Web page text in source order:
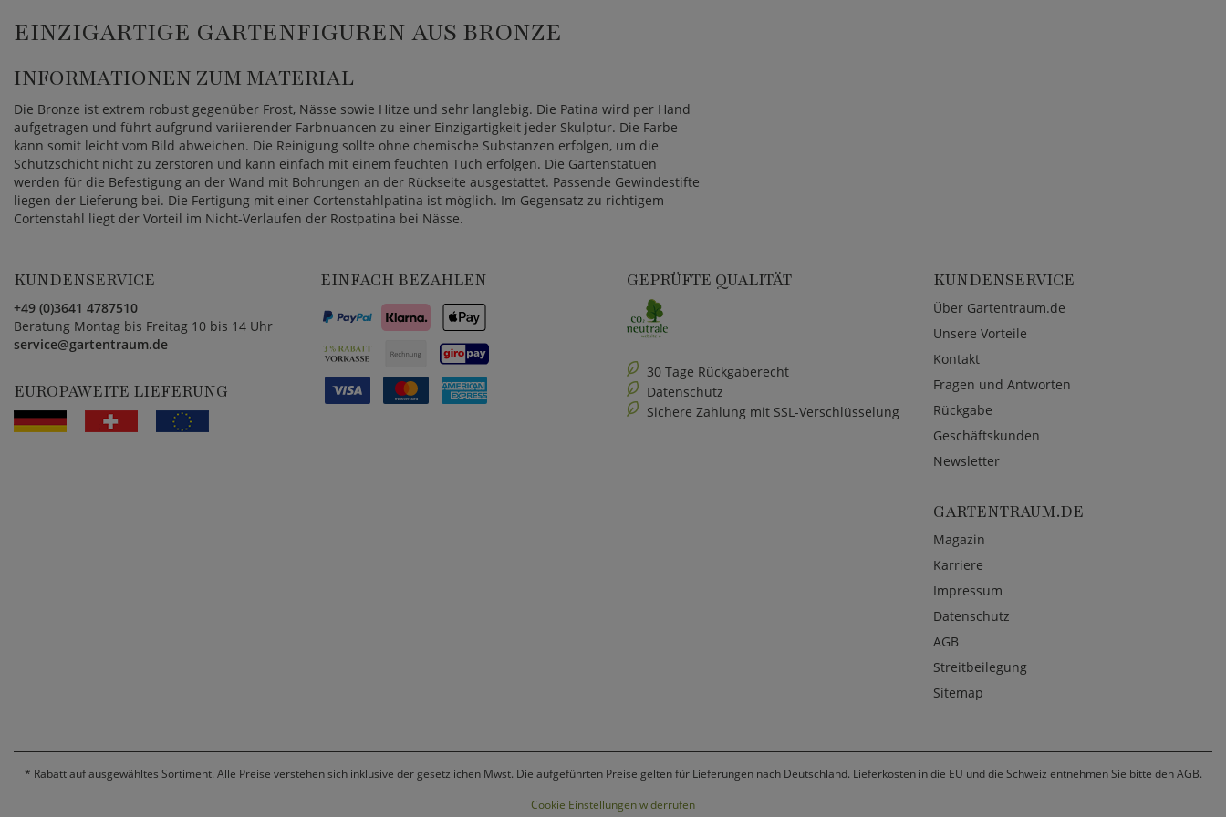
EINZIGARTIGE GARTENFIGUREN AUS BRONZE
INFORMATIONEN ZUM MATERIAL
Die Bronze ist extrem robust gegenüber Frost, Nässe sowie Hitze und sehr langlebig. Die Patina wird per Hand
aufgetragen und führt aufgrund variierender Farbnuancen zu einer Einzigartigkeit jeder Skulptur. Die Farbe
kann somit leicht vom Bild abweichen. Die Reinigung sollte ohne chemische Substanzen erfolgen, um die
Schutzschicht nicht zu zerstören und kann einfach mit einem feuchten Tuch erfolgen. Die Gartenstatuen
werden für die Befestigung an der Wand mit Bohrungen an der Rückseite ausgestattet. Passende Gewindestifte
liegen der Lieferung bei. Die Fertigung mit einer Cortenstahlpatina ist möglich. Im Gegensatz zu richtigem
Cortenstahl liegt der Vorteil im Nicht-Verlaufen der Rostpatina bei Nässe.
KUNDENSERVICE
+49 (0)3641 4787510
Beratung Montag bis Freitag 10 bis 14 Uhr
service@gartentraum.de
EUROPAWEITE LIEFERUNG
EINFACH BEZAHLEN GEPRÜFTE QUALITÄT
30 Tage Rückgaberecht
Datenschutz
Sichere Zahlung mit SSL-Verschlüsselung
KUNDENSERVICE
Über Gartentraum.de
Unsere Vorteile
Kontakt
Fragen und Antworten
Rückgabe
Geschäftskunden
Newsletter
GARTENTRAUM.DE
Magazin
Karriere
Impressum
Datenschutz
AGB
Streitbeilegung
Sitemap
* Rabatt auf ausgewähltes Sortiment. Alle Preise verstehen sich inklusive der gesetzlichen Mwst. Die aufgeführten Preise gelten für Lieferungen nach Deutschland. Lieferkosten in die EU und die Schweiz entnehmen Sie bitte den AGB.
Cookie Einstellungen widerrufen